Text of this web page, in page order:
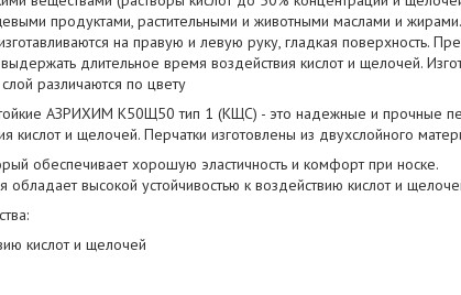
продуктами, растительными и животными маслами и
на правую и левую руку, гладкая поверхность.
длительное время воздействия кислот и щелочей.
различаются по цвету
АЗРИХИМ К50Щ50 тип 1 (КЩС) - это надежные и прочные
кислот и щелочей. Перчатки изготовлены из двухслойного
обеспечивает хорошую эластичность и комфорт при носке.
обладает высокой устойчивостью к воздействию кислот и
кислот и щелочей